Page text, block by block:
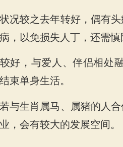
况较之去年转好，偶有
，以免损失人丁，还需慎
好，与爱人、伴侣相处
束单身生活。
与生肖属马、属猪的人
，会有较大的发展空间。